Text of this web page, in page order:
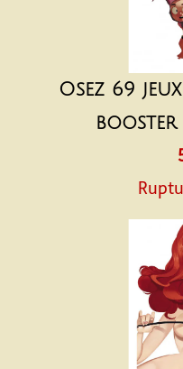
Osez 69